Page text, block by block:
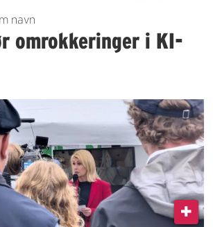
navn
omrokkeringer i KI-